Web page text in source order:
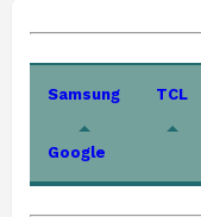
Samsung TCL
Google